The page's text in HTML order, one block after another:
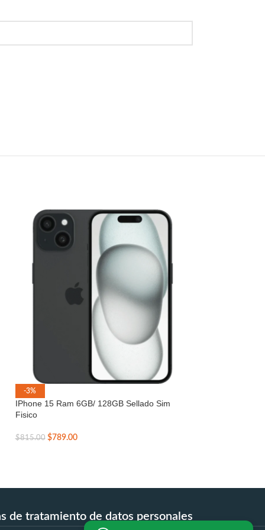
-3%
IPhone 15 Ram 6GB/ 128GB Sellado Sim
Fisico
$815.00 $789.00
de tratamiento de datos personales